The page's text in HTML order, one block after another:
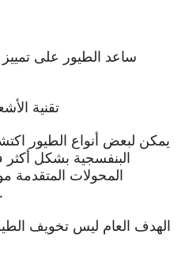
ساعد الطيور على
تقنية
يمكن لبعض أنواع الطيور
البنفسجية بشكل
المحولات المتقدمة
البنفسجية لتعزيز الكشف.
الهدف العام ليس تخويف